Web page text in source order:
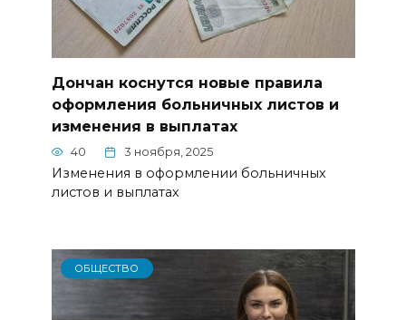
Дончан коснутся новые правила
оформления больничных листов и
изменения в выплатах
40 3 ноября, 2025
Изменения в оформлении больничных
листов и выплатах
ОБЩЕСТВО